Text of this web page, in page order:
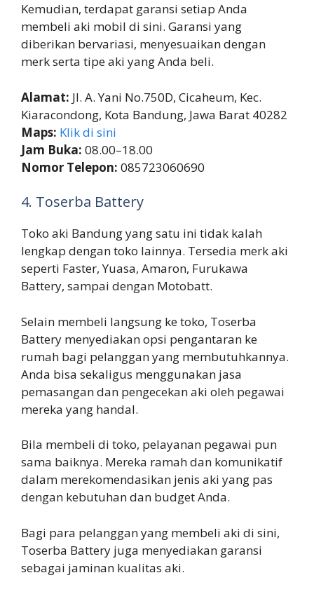
Kemudian, terdapat garansi setiap Anda
membeli aki mobil di sini. Garansi yang
diberikan bervariasi, menyesuaikan dengan
merk serta tipe aki yang Anda beli.
Alamat: Jl. A. Yani No.750D, Cicaheum, Kec.
Kiaracondong, Kota Bandung, Jawa Barat 40282
Maps: Klik di sini
Jam Buka: 08.00–18.00
Nomor Telepon: 085723060690
4. Toserba Battery
Toko aki Bandung yang satu ini tidak kalah
lengkap dengan toko lainnya. Tersedia merk aki
seperti Faster, Yuasa, Amaron, Furukawa
Battery, sampai dengan Motobatt.
Selain membeli langsung ke toko, Toserba
Battery menyediakan opsi pengantaran ke
rumah bagi pelanggan yang membutuhkannya.
Anda bisa sekaligus menggunakan jasa
pemasangan dan pengecekan aki oleh pegawai
mereka yang handal.
Bila membeli di toko, pelayanan pegawai pun
sama baiknya. Mereka ramah dan komunikatif
dalam merekomendasikan jenis aki yang pas
dengan kebutuhan dan budget Anda.
Bagi para pelanggan yang membeli aki di sini,
Toserba Battery juga menyediakan garansi
sebagai jaminan kualitas aki.